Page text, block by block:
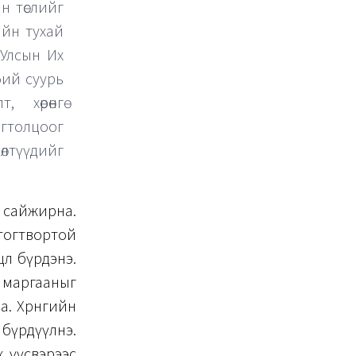
төслийг
тухай
Их
суурь
сайжирна.
бүрдэнэ.